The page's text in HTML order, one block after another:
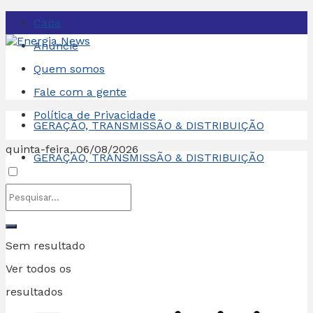
Capa
Anuncie
Quem somos
Fale com a gente
Política de Privacidade
quinta-feira, 06/08/2026
Sem resultado
Ver todos os
resultados
GERAÇÃO, TRANSMISSÃO & DISTRIBUIÇÃO
GERAÇÃO, TRANSMISSÃO & DISTRIBUIÇÃO